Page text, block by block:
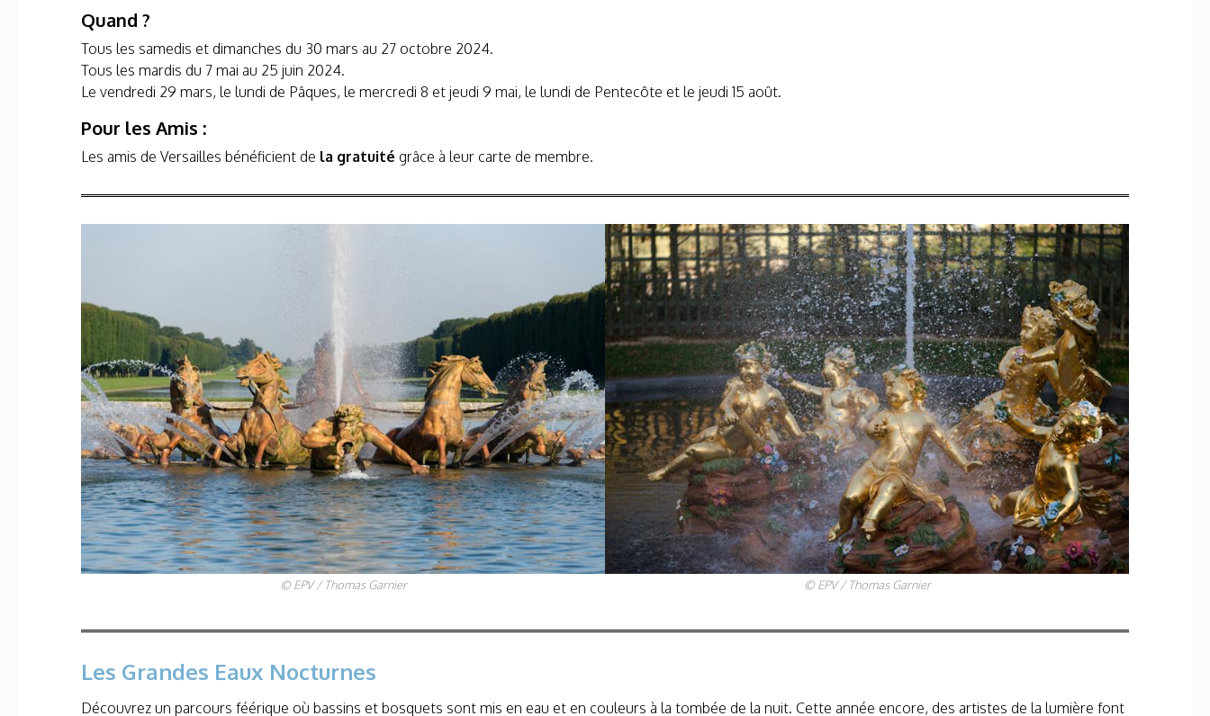
Quand ?
Tous les samedis et dimanches du 30 mars au 27 octobre 2024.
Tous les mardis du 7 mai au 25 juin 2024.
Le vendredi 29 mars, le lundi de Pâques, le mercredi 8 et jeudi 9 mai, le lundi de Pentecôte et le jeudi 15 août.
Pour les Amis :
Les amis de Versailles bénéficient de la gratuité grâce à leur carte de membre.
© EPV / Thomas Garnier © EPV / Thomas Garnier
Les Grandes Eaux Nocturnes
Découvrez un parcours féérique où bassins et bosquets sont mis en eau et en couleurs à la tombée de la nuit. Cette année encore, des artistes de la lumière font